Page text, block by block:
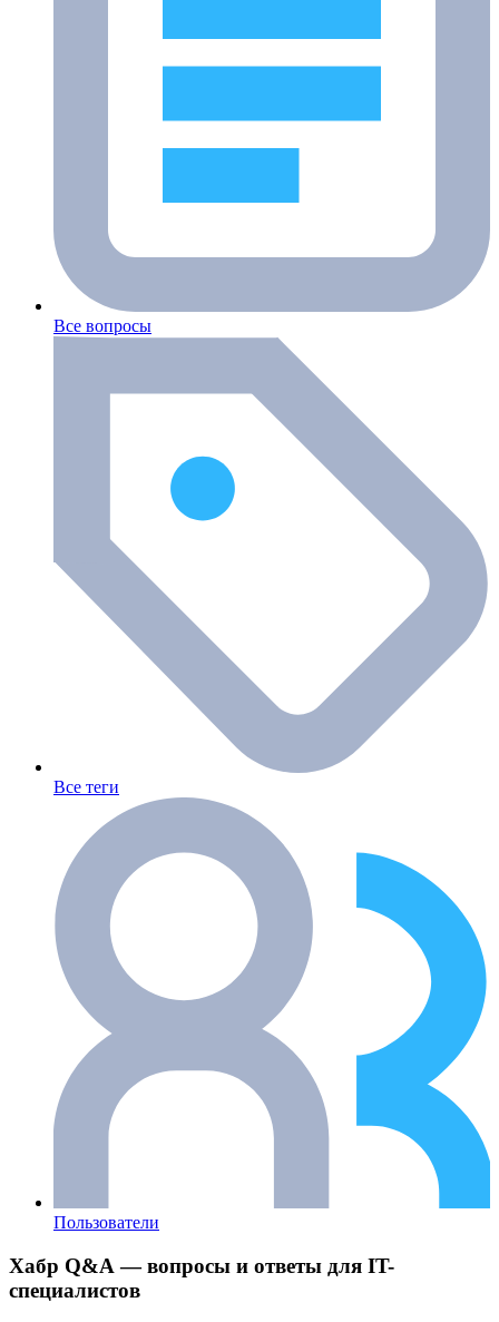
Все вопросы
Все теги
Пользователи
Хабр Q&A — вопросы и ответы для IT-
специалистов